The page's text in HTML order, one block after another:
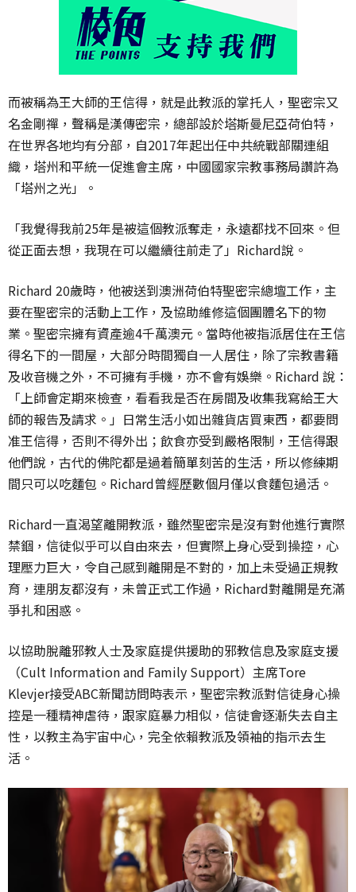
而被稱為王大師的王信得，就是此教派的掌托人，聖密宗又
名金剛禪，聲稱是漢傳密宗，總部設於塔斯曼尼亞荷伯特，
在世界各地均有分部，自2017年起出任中共統戰部關連組
織，塔州和平統一促進會主席，中國國家宗教事務局讚許為
「塔州之光」。
「我覺得我前25年是被這個教派奪走，永遠都找不回來。但
從正面去想，我現在可以繼續往前走了」Richard說。
Richard 20歲時，他被送到澳洲荷伯特聖密宗總壇工作，主
要在聖密宗的活動上工作，及協助維修這個團體名下的物
業。聖密宗擁有資產逾4千萬澳元。當時他被指派居住在王信
得名下的一間屋，大部分時間獨自一人居住，除了宗教書籍
及收音機之外，不可擁有手機，亦不會有娛樂。Richard 說：
「上師會定期來檢查，看看我是否在房間及收集我寫給王大
師的報告及請求。」日常生活小如出雜貨店買東西，都要問
准王信得，否則不得外出；飲食亦受到嚴格限制，王信得跟
他們說，古代的佛陀都是過着簡單刻苦的生活，所以修練期
間只可以吃麵包。Richard曾經歷數個月僅以食麵包過活。
Richard一直渴望離開教派，雖然聖密宗是沒有對他進行實際
禁錮，信徒似乎可以自由來去，但實際上身心受到操控，心
理壓力巨大，令自己感到離開是不對的，加上未受過正規教
育，連朋友都沒有，未曾正式工作過，Richard對離開是充滿
爭扎和困惑。
以協助脫離邪教人士及家庭提供援助的邪教信息及家庭支援
（Cult Information and Family Support）主席Tore
Klevjer接受ABC新聞訪問時表示，聖密宗教派對信徒身心操
控是一種精神虐待，跟家庭暴力相似，信徒會逐漸失去自主
性，以教主為宇宙中心，完全依賴教派及領袖的指示去生
活。